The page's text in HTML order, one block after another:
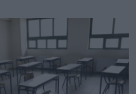
Λυκείων. Οι υποψήφιοι
στις αίθουσες εξέτασης μέχρι